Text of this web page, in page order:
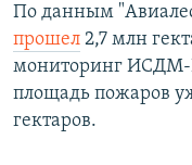
По данным
прошел 2,7 млн
мониторинг ИСДМ-
площадь пожаров
гектаров.